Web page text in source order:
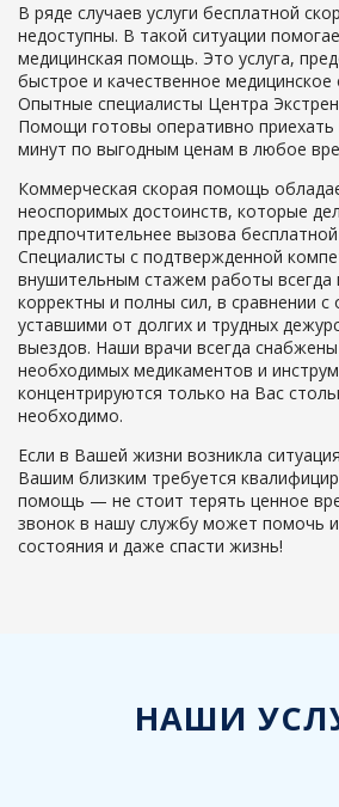
В ряде случаев услуги бесплатной
недоступны. В такой ситуации
медицинская помощь. Это услуга,
быстрое и качественное медицинское
Опытные специалисты Центра
Помощи готовы оперативно приехать
минут по выгодным ценам в любое
Коммерческая скорая помощь
неоспоримых достоинств, которые
предпочтительнее вызова
Специалисты с подтвержденной
внушительным стажем работы всегда
корректны и полны сил, в сравнении
уставшими от долгих и трудных
выездов. Наши врачи всегда
необходимых медикаментов и
концентрируются только на Вас
необходимо.
Если в Вашей жизни возникла
Вашим близким требуется
помощь — не стоит терять ценное
звонок в нашу службу может помочь
состояния и даже спасти жизнь!
НАШИ